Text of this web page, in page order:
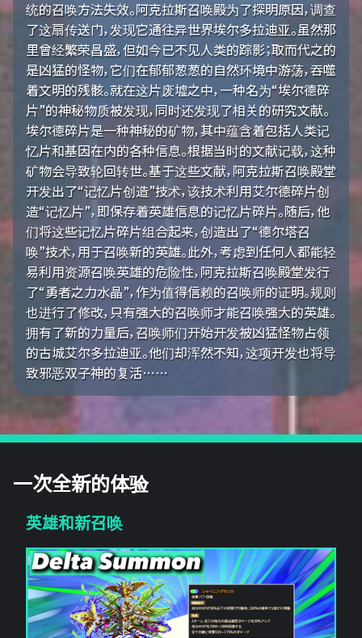
统的召唤方法失效。阿克拉斯召唤殿为了探明原因，调查
了这扇传送门，发现它通往异世界埃尔多拉迪亚。虽然那
里曾经繁荣昌盛，但如今已不见人类的踪影；取而代之的
是凶猛的怪物，它们在郁郁葱葱的自然环境中游荡，吞噬
着文明的残骸。就在这片废墟之中，一种名为“埃尔德碎
片”的神秘物质被发现，同时还发现了相关的研究文献。
埃尔德碎片是一种神秘的矿物，其中蕴含着包括人类记
忆片和基因在内的各种信息。根据当时的文献记载，这种
矿物会导致轮回转世。基于这些文献，阿克拉斯召唤殿堂
开发出了“记忆片创造”技术，该技术利用艾尔德碎片创
造“记忆片”，即保存着英雄信息的记忆片碎片。随后，他
们将这些记忆片碎片组合起来，创造出了“德尔塔召
唤”技术，用于召唤新的英雄。此外，考虑到任何人都能轻
易利用资源召唤英雄的危险性，阿克拉斯召唤殿堂发行
了“勇者之力水晶”，作为值得信赖的召唤师的证明。规则
也进行了修改，只有强大的召唤师才能召唤强大的英雄。
拥有了新的力量后，召唤师们开始开发被凶猛怪物占领
的古城艾尔多拉迪亚。他们却浑然不知，这项开发也将导
致邪恶双子神的复活……
一次全新的体验
英雄和新召唤